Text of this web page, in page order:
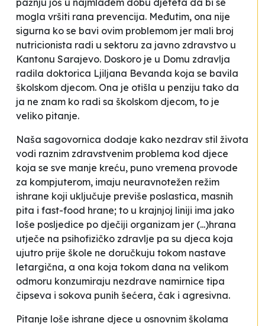
pažnju još u najmlađem dobu djeteta da bi se
mogla vršiti rana prevencija. Međutim, ona nije
sigurna ko se bavi ovim problemom jer mali broj
nutricionista radi u sektoru za javno zdravstvo u
Kantonu Sarajevo. Doskoro je u Domu zdravlja
radila doktorica Ljiljana Bevanda koja se bavila
školskom djecom. Ona je otišla u penziju tako da
ja ne znam ko radi sa školskom djecom, to je
veliko pitanje.
Naša sagovornica dodaje kako nezdrav stil života
vodi raznim zdravstvenim problema kod djece
koja se sve manje kreću, puno vremena provode
za kompjuterom, imaju neuravnotežen režim
ishrane koji uključuje previše poslastica, masnih
pita i fast-food hrane; to u krajnjoj liniji ima jako
loše posljedice po dječiji organizam jer (...)hrana
utječe na psihofizičko zdravlje pa su djeca koja
ujutro prije škole ne doručkuju tokom nastave
letargična, a ona koja tokom dana na velikom
odmoru konzumiraju nezdrave namirnice tipa
čipseva i sokova punih šećera, čak i agresivna.
Pitanje loše ishrane djece u osnovnim školama